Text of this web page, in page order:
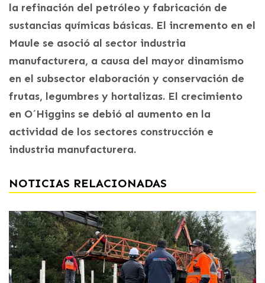
la refinación del petróleo y fabricación de
sustancias químicas básicas. El incremento en el
Maule se asoció al sector industria
manufacturera, a causa del mayor dinamismo
en el subsector elaboración y conservación de
frutas, legumbres y hortalizas. El crecimiento
en O´Higgins se debió al aumento en la
actividad de los sectores construcción e
industria manufacturera.
NOTICIAS RELACIONADAS